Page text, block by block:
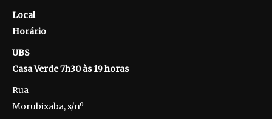
Local
Horário
UBS
Casa Verde 7h30 às 19 horas
Rua
Morubixaba, s/nº